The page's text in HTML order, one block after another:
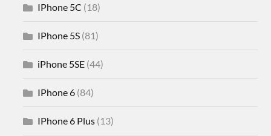
IPhone 5C (18)
IPhone 5S (81)
iPhone 5SE (44)
IPhone 6 (84)
IPhone 6 Plus (13)